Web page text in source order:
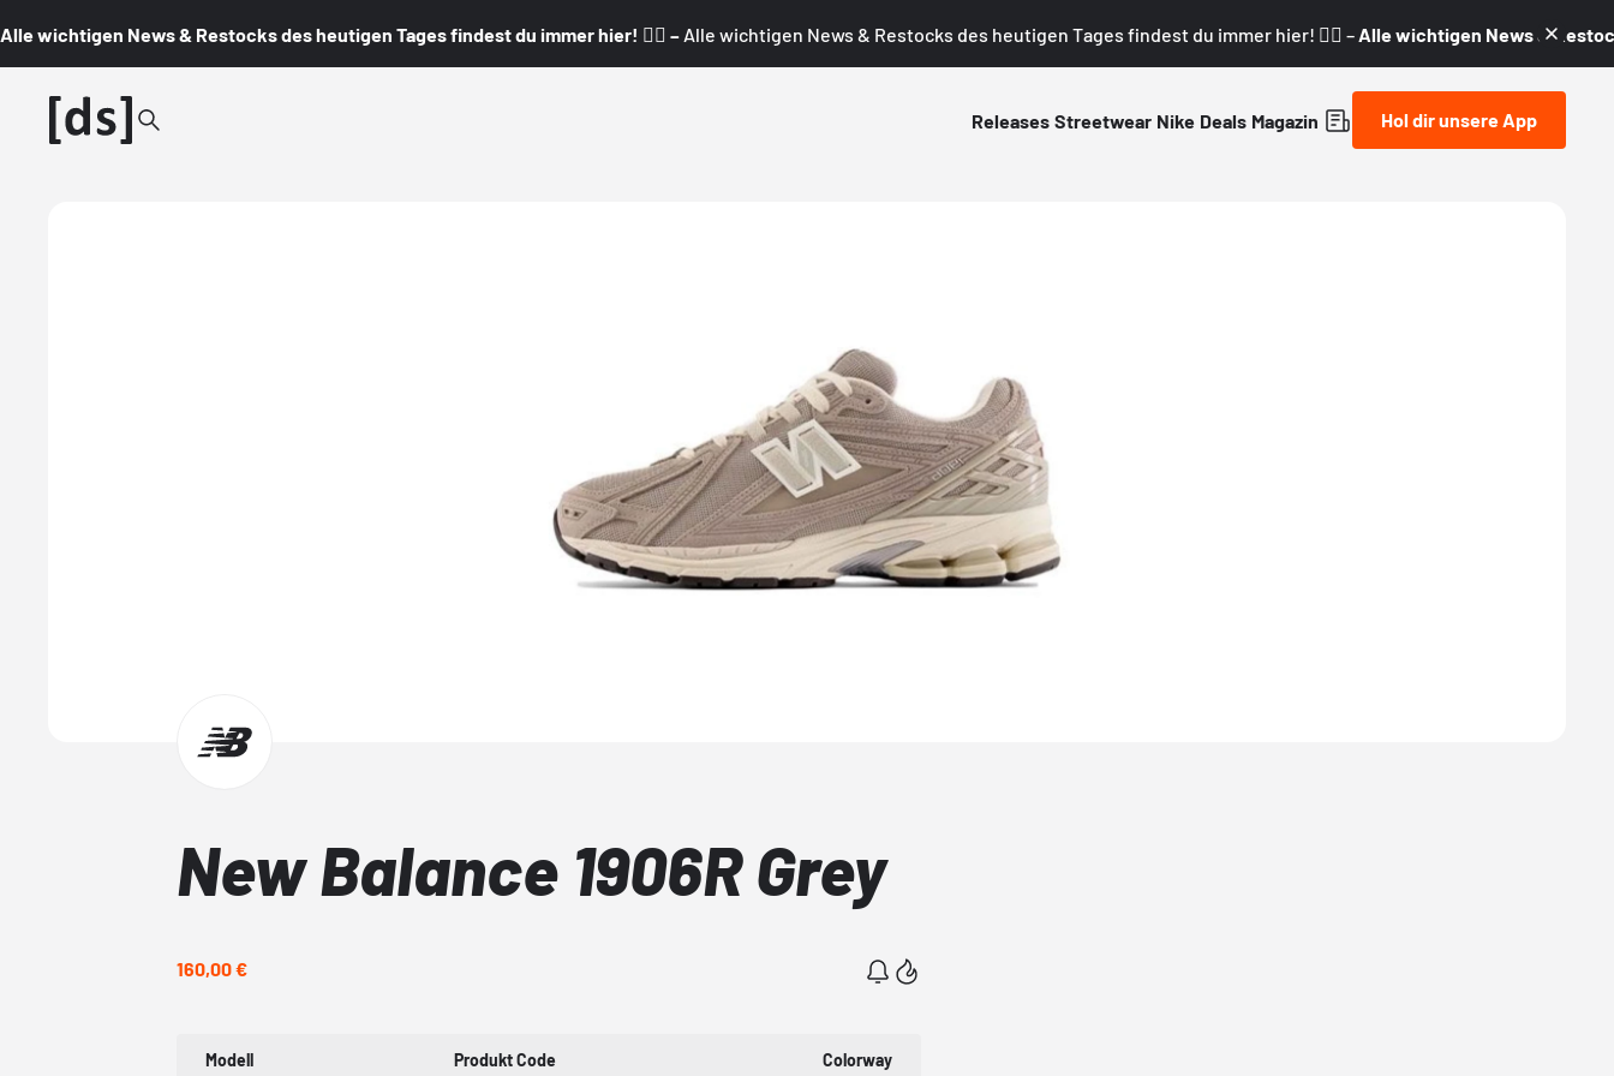
Alle wichtigen News & Restocks des heutigen Tages findest du immer hier! 👇🏼 – Alle wichtigen News & Restocks des heutigen Tages findest du immer hier! 👇🏼 – Alle wichtigen News &
Releases Streetwear Nike Deals Magazin Hol dir unsere App
New Balance 1906R Grey
160,00 €
Modell
Produkt Code
Colorway